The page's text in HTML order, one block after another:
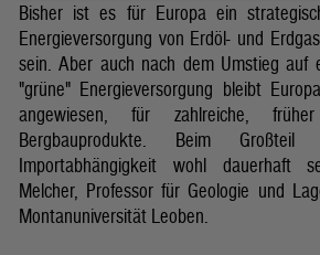
Bisher ist es für Europa ein
Energieversorgung von Erdöl- und
sein. Aber auch nach dem Umstieg auf
"grüne" Energieversorgung bleibt
angewiesen, für zahlreiche,
Bergbauprodukte. Beim
Importabhängigkeit wohl dauerhaft
Melcher, Professor für Geologie und
Montanuniversität Leoben.